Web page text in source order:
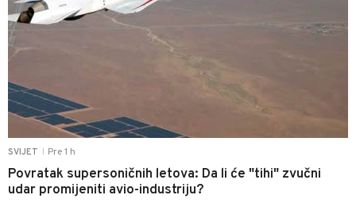
SVIJET Pre 1 h
Povratak supersoničnih letova: Da li će "tihi" zvučni
udar promijeniti avio-industriju?